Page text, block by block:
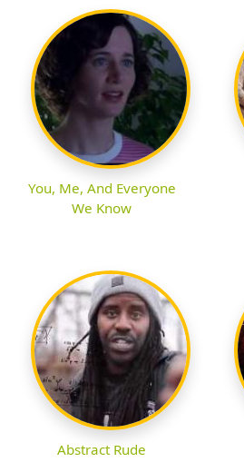
You, Me, And Everyone
We Know
Abstract Rude